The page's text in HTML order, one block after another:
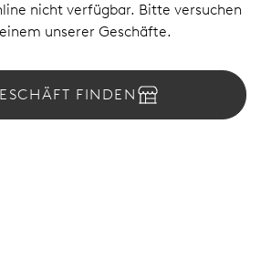
nicht verfügbar. Bitte versuchen
unserer Geschäfte.
FINDEN